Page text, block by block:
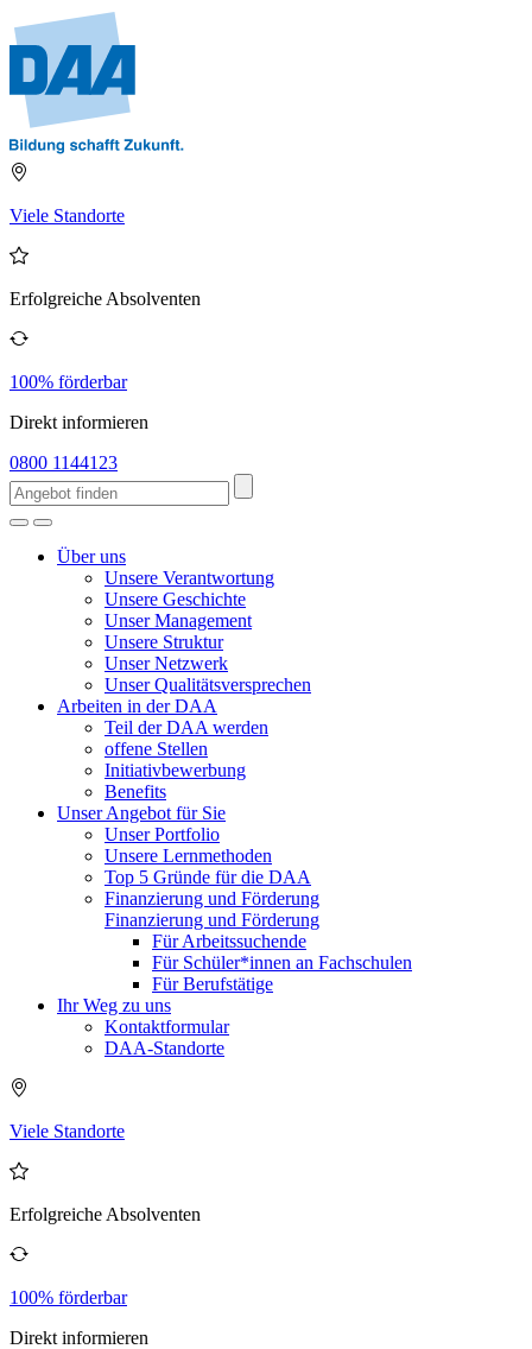
Viele Standorte
Erfolgreiche Absolventen
100% förderbar
Direkt informieren
0800 1144123
Über uns
Unsere Verantwortung
Unsere Geschichte
Unser Management
Unsere Struktur
Unser Netzwerk
Unser Qualitätsversprechen
Arbeiten in der DAA
Teil der DAA werden
offene Stellen
Initiativbewerbung
Benefits
Unser Angebot für Sie
Unser Portfolio
Unsere Lernmethoden
Top 5 Gründe für die DAA
Finanzierung und Förderung
Finanzierung und Förderung
Für Arbeitssuchende
Für Schüler*innen an Fachschulen
Für Berufstätige
Ihr Weg zu uns
Kontaktformular
DAA-Standorte
Viele Standorte
Erfolgreiche Absolventen
100% förderbar
Direkt informieren